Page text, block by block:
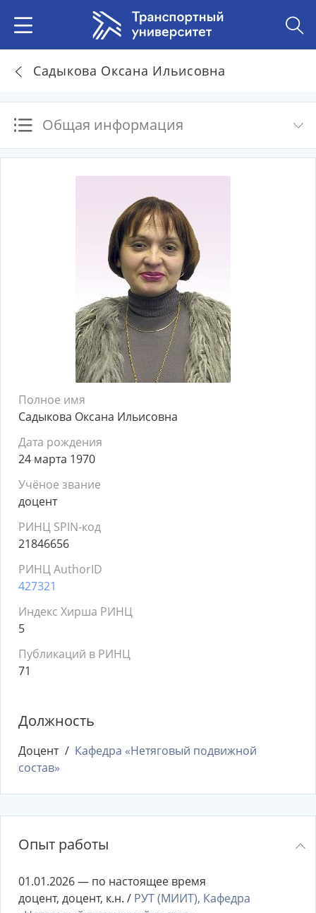
Садыкова Оксана Ильисовна
Общая информация
Полное имя
Садыкова Оксана Ильисовна
Дата рождения
24 марта 1970
Учёное звание
доцент
РИНЦ SPIN-код
21846656
РИНЦ AuthorID
427321
Индекс Хирша РИНЦ
5
Публикаций в РИНЦ
71
Должность
Доцент
Кафедра «Нетяговый подвижной
состав»
Опыт работы
01.01.2026 — по настоящее время
доцент, доцент, к.н. / РУТ (МИИТ), Кафедра